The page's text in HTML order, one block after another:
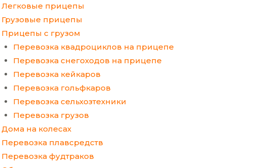
Легковые прицепы
Грузовые прицепы
Прицепы с грузом
Перевозка квадроциклов на прицепе
Перевозка снегоходов на прицепе
Перевозка кейкаров
Перевозка гольфкаров
Перевозка сельхозтехники
Перевозка грузов
Дома на колесах
Перевозка плавсредств
Перевозка фудтраков